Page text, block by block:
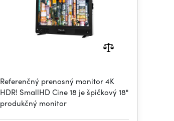
Referenčný prenosný monitor 4K
HDR! SmallHD Cine 18 je špičkový 18"
produkčný monitor